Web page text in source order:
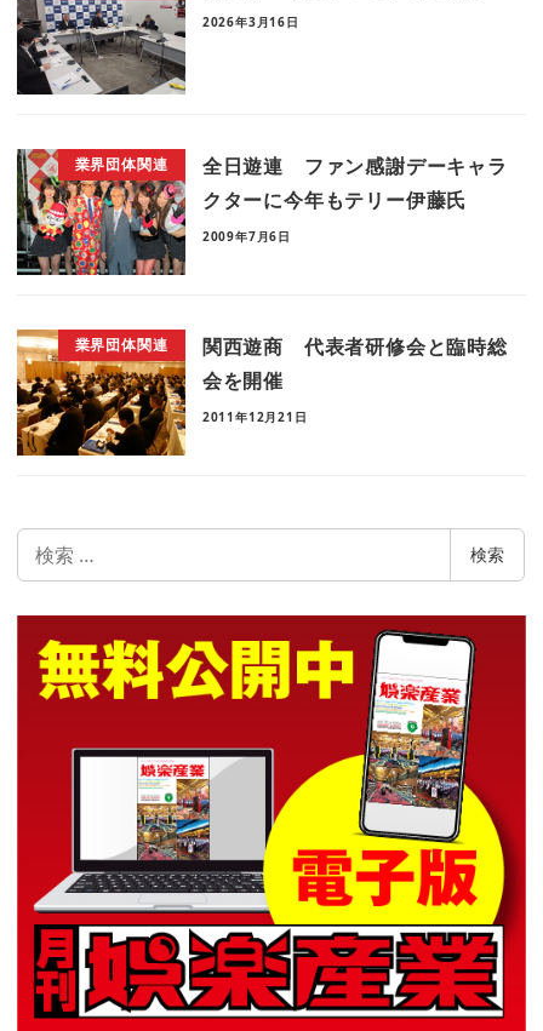
2026年3月16日
業界団体関連
全日遊連 ファン感謝デーキャラ
クターに今年もテリー伊藤氏
2009年7月6日
業界団体関連
関西遊商 代表者研修会と臨時総
会を開催
2011年12月21日
索
検索